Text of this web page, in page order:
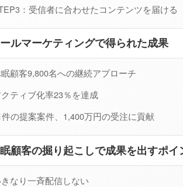
：受信者に合わせたコンテンツを届ける
ルマーケティングで得られた成果
顧客9,800名への継続アプローチ
ティブ化率23％を達成
件の提案案件、1,400万円の受注に貢献
顧客の掘り起こしで成果を出すポイ
なり一斉配信しない